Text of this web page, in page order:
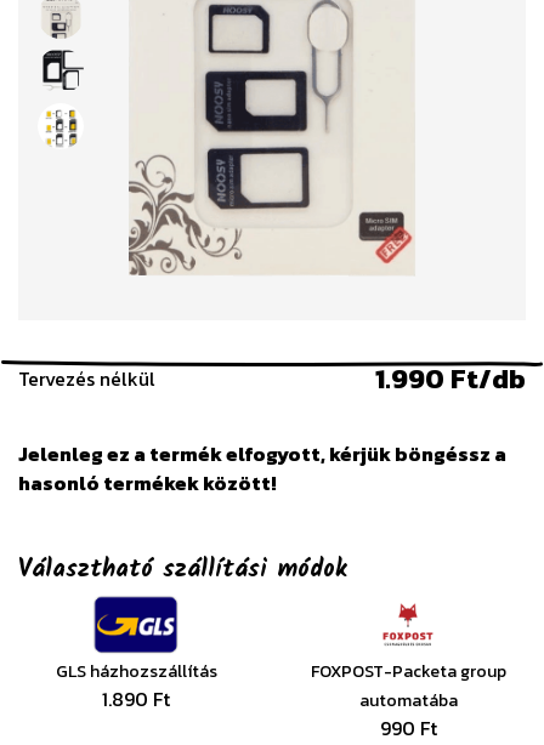
Tervezés nélkül 1.990 Ft/db
Jelenleg ez a termék elfogyott, kérjük böngéssz a
hasonló termékek között!
Választható szállítási módok
GLS házhozszállítás
1.890 Ft
FOXPOST-Packeta group
automatába
990 Ft